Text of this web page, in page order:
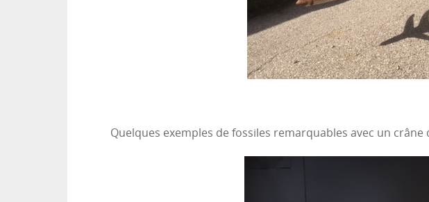
Quelques exemples de fossiles remarquables avec un